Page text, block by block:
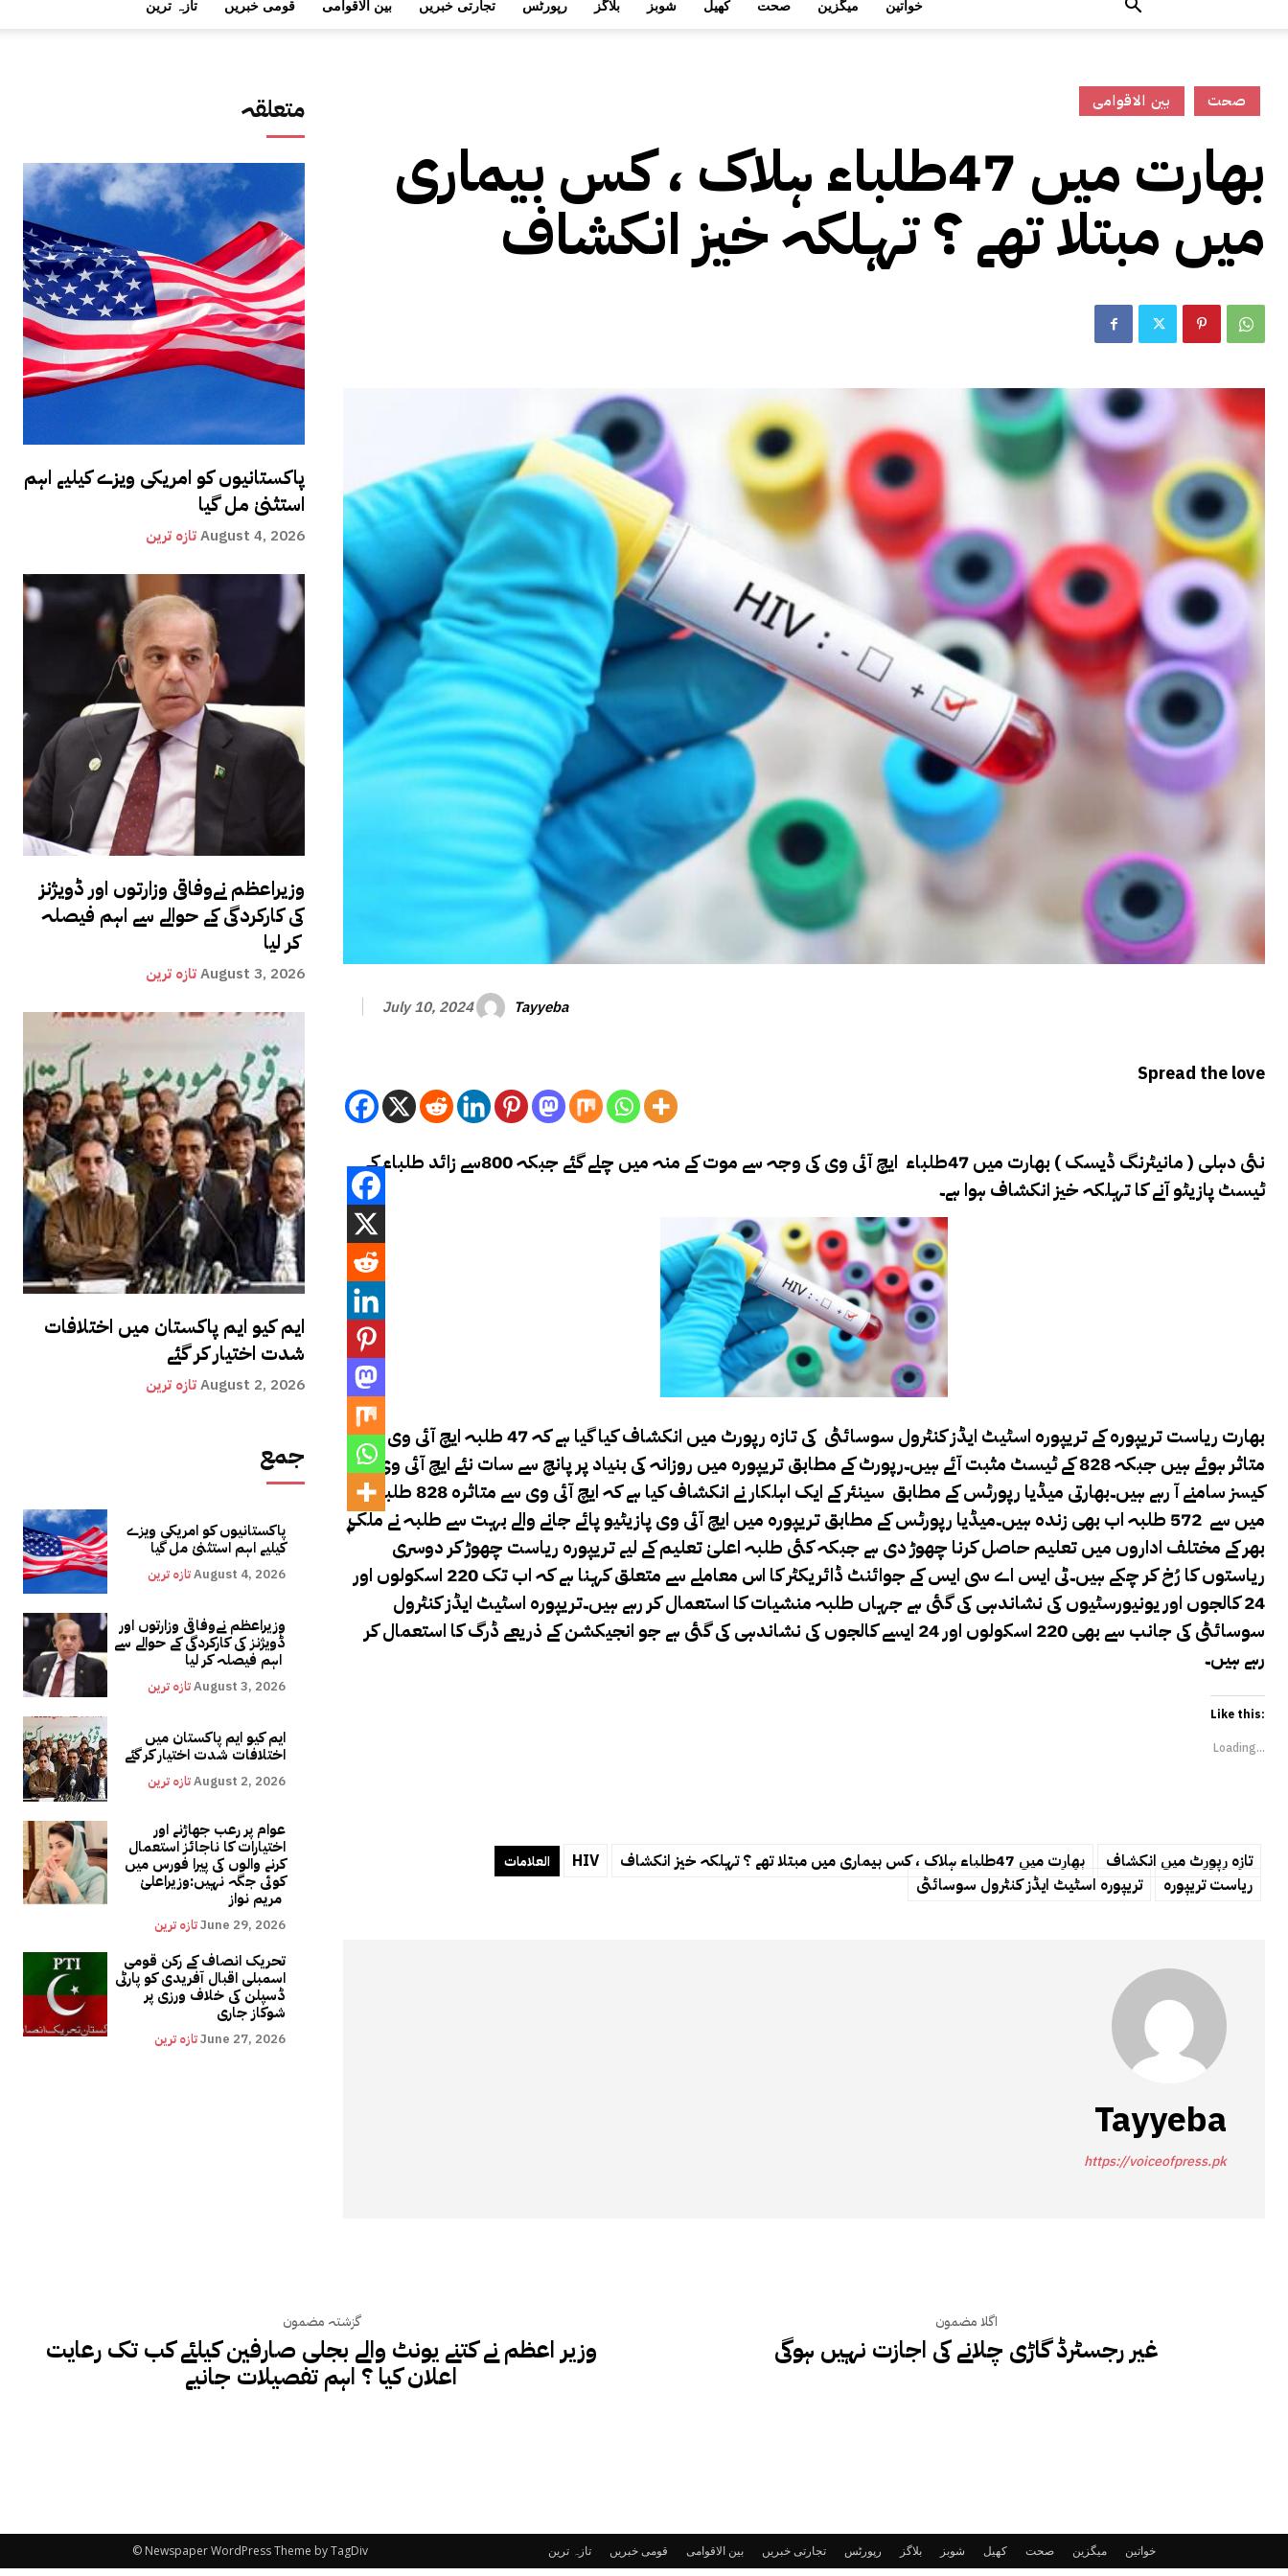
تازہ ترین قومی خبریں بین الاقوامی تجارتی خبریں رپورٹس بلاگز شوبز کھیل صحت میگزین خواتین
متعلقہ
پاکستانیوں کو امریکی ویزے کیلیے اہم
استثنیٰ مل گیا
تازہ ترینAugust 4, 2026
وزیراعظم نےوفاقی وزارتوں اور ڈویژنز
کی کارکردگی کے حوالے سے اہم فیصلہ
کر لیا
تازہ ترینAugust 3, 2026
ایم کیو ایم پاکستان میں اختلافات
شدت اختیار کر گئے
تازہ ترینAugust 2, 2026
جمع
پاکستانیوں کو امریکی ویزے
کیلیے اہم استثنیٰ مل گیا
تازہ ترینAugust 4, 2026
وزیراعظم نےوفاقی وزارتوں اور
ڈویژنز کی کارکردگی کے حوالے سے
تازہ ترینAugust 3, 2026
ایم کیو ایم پاکستان میں
اختلافات شدت اختیار کر گئے
تازہ ترینAugust 2, 2026
عوام پر رعب جھاڑنے اور
اختیارات کا ناجائز استعمال
کرنے والوں کی پیرا فورس میں
کوئی جگہ نہیں:وزیراعلیٰ
تازہ ترینJune 29, 2026
تحریک انصاف کے رکن قومی
اسمبلی اقبال آفریدی کو پارٹی
ڈسپلن کی خلاف ورزی پر
شوکاز جاری
تازہ ترینJune 27, 2026
بین الاقوامی صحت
بھارت میں 47طلباء ہلاک ، کس بیماری
میں مبتلا تھے ؟ تہلکہ خیز انکشاف
July 10, 2024 Tayyeba
Spread the love
نئی دہلی ( مانیٹرنگ ڈیسک ) بھارت میں 47طلباء ایچ آئی وی کی وجہ سے موت کے منہ میں چلے گئے جبکہ 800سے زائد طلباء کے
ٹیسٹ پازیٹو آنے کا تہلکہ خیز انکشاف ہوا ہے۔
بھارت ریاست تریپورہ کے تریپورہ اسٹیٹ ایڈز کنٹرول سوسائٹی کی تازہ رپورٹ میں انکشاف کیا گیا ہے کہ 47 طلبہ ایچ آئی وی سے
متاثر ہوئے ہیں جبکہ 828 کے ٹیسٹ مثبت آئے ہیں۔رپورٹ کے مطابق تریپورہ میں روزانہ کی بنیاد پر پانچ سے سات نئے ایچ آئی وی
کیسز سامنے آ رہے ہیں۔بھارتی میڈیا رپورٹس کے مطابق سینئر کے ایک اہلکار نے انکشاف کیا ہے کہ ایچ آئی وی سے متاثرہ 828 طلبہ
میں سے 572 طلبہ اب بھی زندہ ہیں۔میڈیا رپورٹس کے مطابق تریپورہ میں ایچ آئی وی پازیٹیو پائے جانے والے بہت سے طلبہ نے ملک
بھر کے مختلف اداروں میں تعلیم حاصل کرنا چھوڑ دی ہے جبکہ کئی طلبہ اعلیٰ تعلیم کے لیے تریپورہ ریاست چھوڑ کر دوسری
ریاستوں کا رُخ کر چکے ہیں۔ٹی ایس اے سی ایس کے جوائنٹ ڈائریکٹر کا اس معاملے سے متعلق کہنا ہے کہ اب تک 220 اسکولوں اور
24 کالجوں اور یونیورسٹیوں کی نشاندہی کی گئی ہے جہاں طلبہ منشیات کا استعمال کر رہے ہیں۔تریپورہ اسٹیٹ ایڈز کنٹرول
سوسائٹی کی جانب سے بھی 220 اسکولوں اور 24 ایسے کالجوں کی نشاندہی کی گئی ہے جو انجیکشن کے ذریعے ڈرگ کا استعمال کر
رہے ہیں۔
Like this:
Loading...
العلامات HIV بھارت میں 47طلباء ہلاک ، کس بیماری میں مبتلا تھے ؟ تہلکہ خیز انکشاف
تازہ رپورٹ میں انکشاف
تریپورہ اسٹیٹ ایڈز کنٹرول سوسائٹی
ریاست تریپورہ
Tayyeba
https://voiceofpress.pk
گزشتہ مضمون
وزیر اعظم نے کتنے یونٹ والے بجلی صارفین کیلئے کب تک رعایت
اعلان کیا ؟ اہم تفصیلات جانیے
اگلا مضمون
غیر رجسٹرڈ گاڑی چلانے کی اجازت نہیں ہوگی
تازہ ترین قومی خبریں بین الاقوامی تجارتی خبریں رپورٹس بلاگز شوبز کھیل صحت میگزین خواتین © Newspaper WordPress Theme by TagDiv